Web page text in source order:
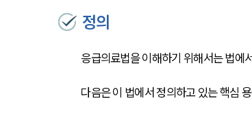
정의
응급의료법을 이해하기 위해서는 법에
다음은 이 법에서 정의하고 있는 핵심